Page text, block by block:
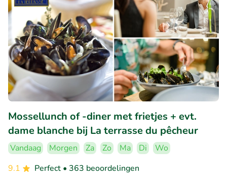
Mossellunch of -diner met frietjes + evt.
dame blanche bij La terrasse du pêcheur
Vandaag Morgen Za Zo Ma Di
Wo
9.1
Perfect • 363 beoordelingen